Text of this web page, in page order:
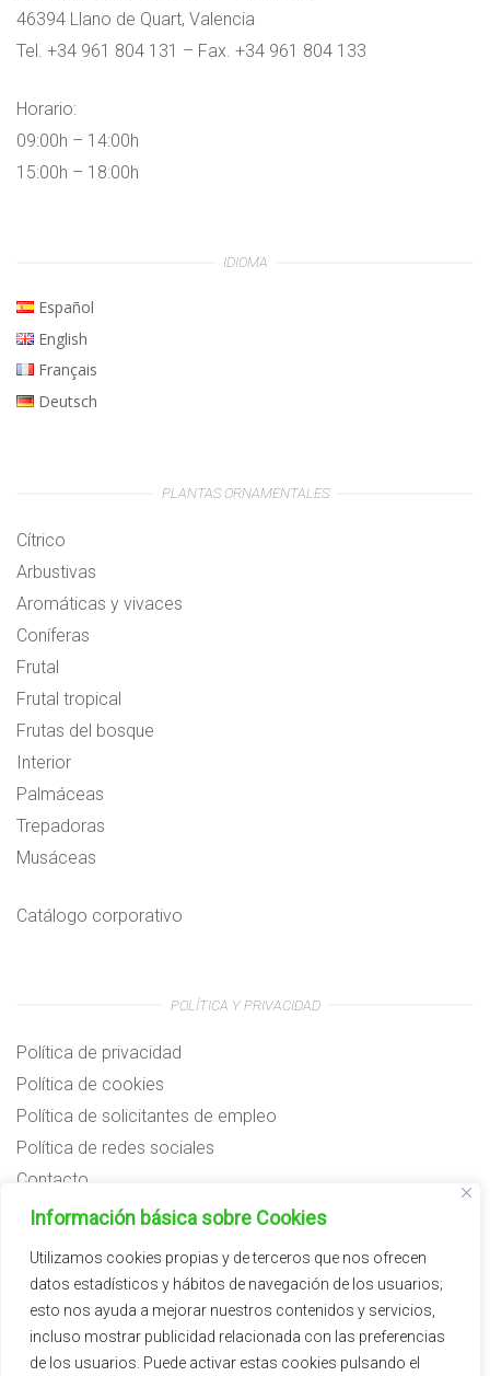
Información básica sobre Cookies
Utilizamos cookies propias y de terceros que nos ofrecen
datos estadísticos y hábitos de navegación de los usuarios;
esto nos ayuda a mejorar nuestros contenidos y servicios,
incluso mostrar publicidad relacionada con las preferencias
de los usuarios. Puede activar estas cookies pulsando el
46394 Llano de Quart, Valencia
Tel. +34 961 804 131 – Fax. +34 961 804 133
Horario:
09:00h – 14:00h
15:00h – 18:00h
IDIOMA
Español
English
Français
Deutsch
PLANTAS ORNAMENTALES
Cítrico
Arbustivas
Aromáticas y vivaces
Coníferas
Frutal
Frutal tropical
Frutas del bosque
Interior
Palmáceas
Trepadoras
Musáceas
Catálogo corporativo
POLÍTICA Y PRIVACIDAD
Política de privacidad
Política de cookies
Política de solicitantes de empleo
Política de redes sociales
Contacto
Preguntas frecuentes
Subvenciones